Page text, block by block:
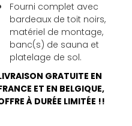
Fourni complet avec
bardeaux de toit noirs,
matériel de montage,
banc(s) de sauna et
platelage de sol.
GRATUITE EN
ET EN BELGIQUE,
À DURÉE LIMITÉE !!